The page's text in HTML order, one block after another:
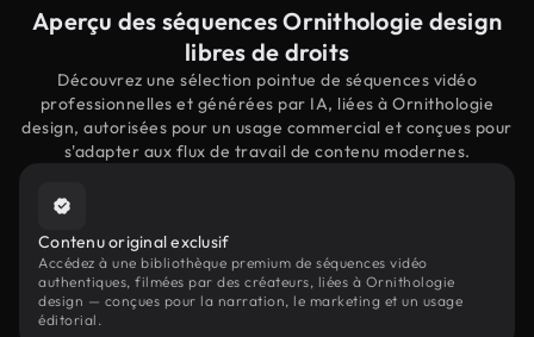
Aperçu des séquences Ornithologie design
libres de droits
Découvrez une sélection pointue de séquences vidéo
professionnelles et générées par IA, liées à Ornithologie
design, autorisées pour un usage commercial et conçues pour
s'adapter aux flux de travail de contenu modernes.
Contenu original exclusif
Accédez à une bibliothèque premium de séquences vidéo
authentiques, filmées par des créateurs, liées à Ornithologie
design — conçues pour la narration, le marketing et un usage
éditorial.